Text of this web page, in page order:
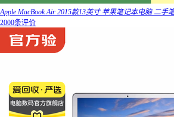
Apple MacBook Air 2015款13英寸 苹果笔记本电脑 二手
2000条评价